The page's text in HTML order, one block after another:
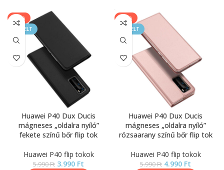
-33%
KIEMELT
Huawei P40 Dux Ducis
mágneses „oldalra nyíló”
fekete színű bőr flip tok
Huawei P40 flip tokok
5.990Ft 3.990 Ft
-17%
KIEMELT
Huawei P40 Dux Ducis
mágneses „oldalra nyíló”
rózsaarany színű bőr flip tok
Huawei P40 flip tokok
5.990Ft 4.990 Ft